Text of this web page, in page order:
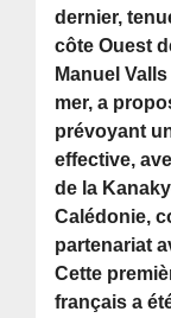
dernier,
côte Ouest
Manuel
mer, a
prévoyant
effective,
de la
Calédonie,
partenariat
Cette
français a